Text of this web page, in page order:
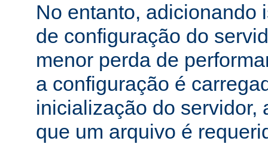
No entanto, adicionando
de configuração do
menor perda de
a configuração é
inicialização do servidor,
que um arquivo é